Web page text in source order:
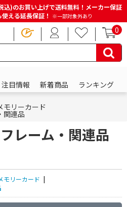
)のお買い上げで送料無料！メーカー保証
える延長保証！ ※一部対象外あり
0
注目情報 新着商品
ランキング
モリーカード
関連品
レーム・関連品
モリーカード |